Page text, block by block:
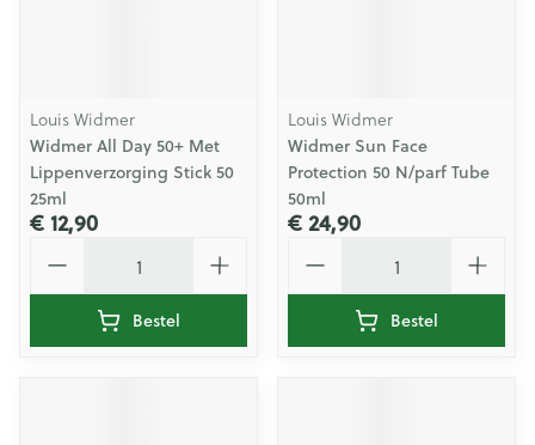
Louis Widmer
Widmer All Day 50+ Met
Lippenverzorging Stick 50
25ml
€ 12,90
Bestel
Louis Widmer
Widmer Sun Face
Protection 50 N/parf Tube
50ml
€ 24,90
Bestel